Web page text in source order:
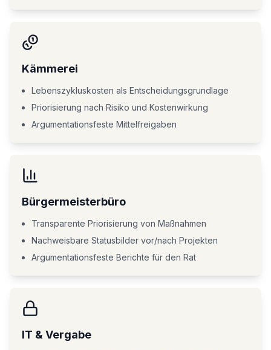
Kämmerei
Lebenszykluskosten als Entscheidungsgrundlage
Priorisierung nach Risiko und Kostenwirkung
Argumentationsfeste Mittelfreigaben
Bürgermeisterbüro
Transparente Priorisierung von Maßnahmen
Nachweisbare Statusbilder vor/nach Projekten
Argumentationsfeste Berichte für den Rat
IT & Vergabe